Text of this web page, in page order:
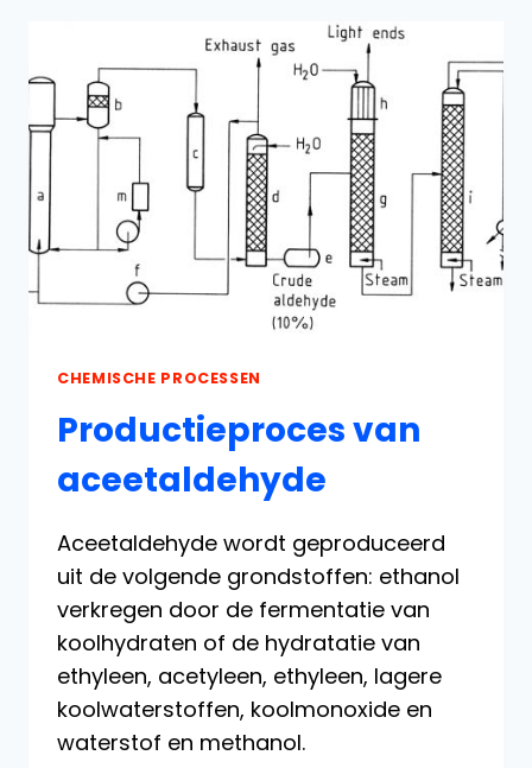
TOEPASSINGEN
CHEMISCHE PROCESSEN
Productieproces van
aceetaldehyde
Aceetaldehyde wordt geproduceerd
uit de volgende grondstoffen: ethanol
verkregen door de fermentatie van
koolhydraten of de hydratatie van
ethyleen, acetyleen, ethyleen, lagere
koolwaterstoffen, koolmonoxide en
waterstof en methanol.